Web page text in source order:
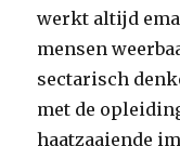
werkt altijd
mensen
sectarisch
met de
haatzaaiende